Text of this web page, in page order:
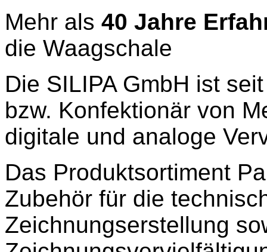
Mehr als 40 Jahre
die Waagschale
Die SILIPA GmbH ist
bzw. Konfektionär von
digitale und analoge
Das Produktsortiment
Zubehör für die
Zeichnungserstellung